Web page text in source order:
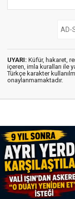
UYARI: Küfür, hakaret,
içeren, imla kuralları ile
Türkçe karakter
onaylanmamaktadır.